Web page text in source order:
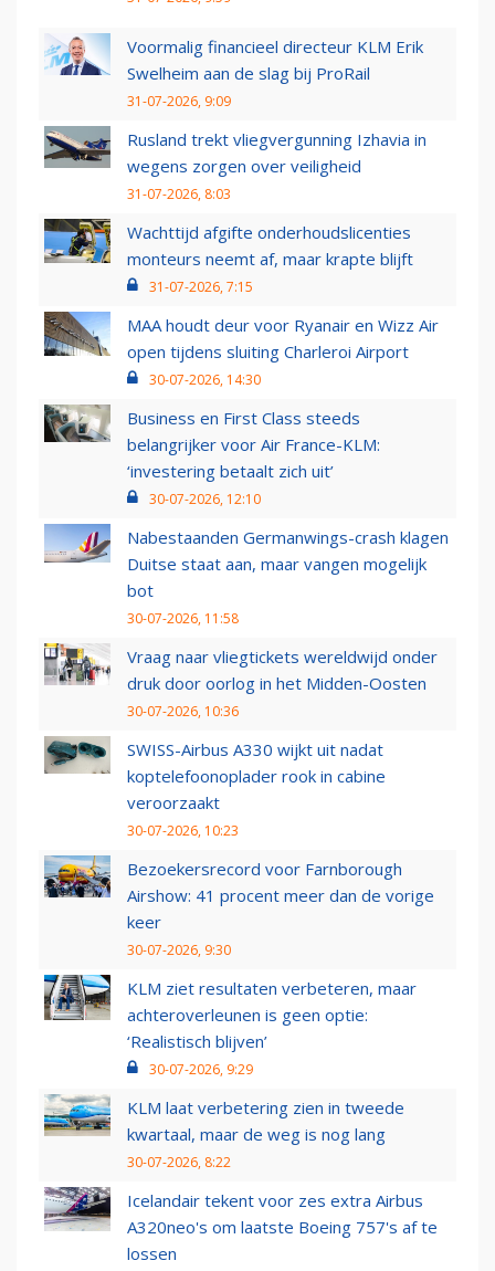
Voormalig financieel directeur KLM Erik
Swelheim aan de slag bij ProRail
31-07-2026, 9:09
Rusland trekt vliegvergunning Izhavia in
wegens zorgen over veiligheid
31-07-2026, 8:03
Wachttijd afgifte onderhoudslicenties
monteurs neemt af, maar krapte blijft
31-07-2026, 7:15
MAA houdt deur voor Ryanair en Wizz Air
open tijdens sluiting Charleroi Airport
30-07-2026, 14:30
Business en First Class steeds
belangrijker voor Air France-KLM:
‘investering betaalt zich uit’
30-07-2026, 12:10
Nabestaanden Germanwings-crash klagen
Duitse staat aan, maar vangen mogelijk
bot
30-07-2026, 11:58
Vraag naar vliegtickets wereldwijd onder
druk door oorlog in het Midden-Oosten
30-07-2026, 10:36
SWISS-Airbus A330 wijkt uit nadat
koptelefoonoplader rook in cabine
veroorzaakt
30-07-2026, 10:23
Bezoekersrecord voor Farnborough
Airshow: 41 procent meer dan de vorige
keer
30-07-2026, 9:30
KLM ziet resultaten verbeteren, maar
achteroverleunen is geen optie:
‘Realistisch blijven’
30-07-2026, 9:29
KLM laat verbetering zien in tweede
kwartaal, maar de weg is nog lang
30-07-2026, 8:22
Icelandair tekent voor zes extra Airbus
A320neo's om laatste Boeing 757's af te
lossen